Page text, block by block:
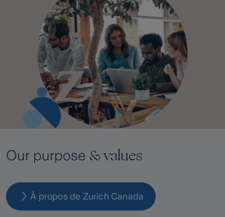
Our purpose & values
À propos de Zurich Canada